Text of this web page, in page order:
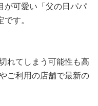
が可愛い「父の日パパ
す。
れてしまう可能性も高
ご利用の店舗で最新の